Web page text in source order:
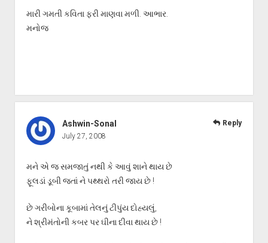
મારી ગમતી કવિતા ફરી માણવા મળી. આભાર.
મનોજ
Ashwin-Sonal
July 27, 2008
મને એ જ સમજાતું નથી કે આવું શાને થાય છે
ફૂલડાં ડૂબી જતાં ને પથ્થરો તરી જાય છે !
છે ગરીબોના કૂબામાં તેલનું ટીપુંય દોહ્યલું,
ને શ્રીમંતોની કબર પર ઘીના દીવા થાય છે !
Reply